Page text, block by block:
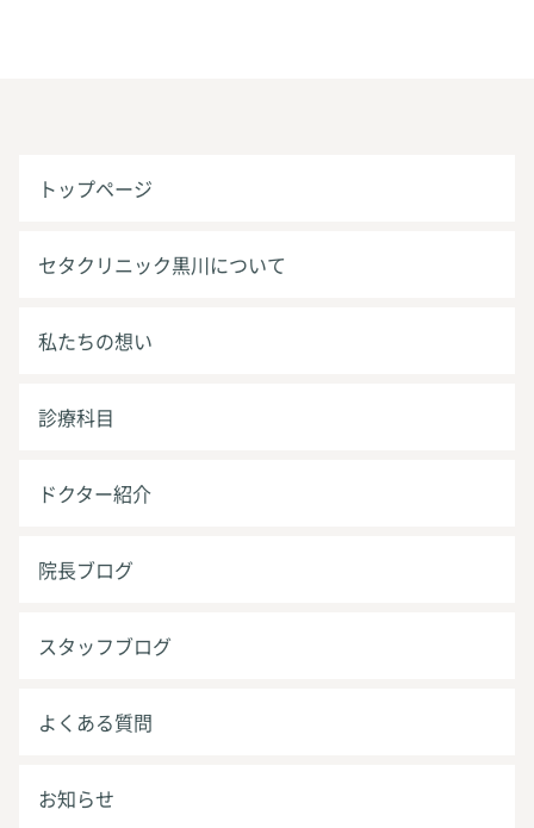
トップページ
セタクリニック黒川について
私たちの想い
診療科目
ドクター紹介
院長ブログ
スタッフブログ
よくある質問
お知らせ